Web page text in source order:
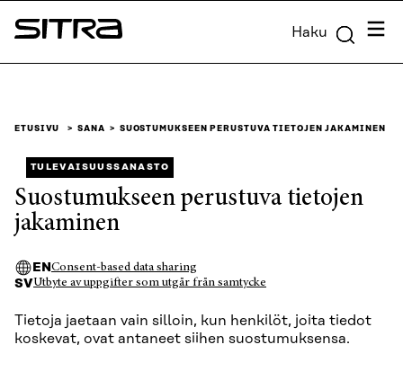
Siirry
suoraan
Sitra Haku
ETUSIVU SANA SUOSTUMUKSEEN PERUSTUVA TIETOJEN JAKAMINEN
TULEVAISUUSSANASTO
Suostumukseen perustuva tietojen
jakaminen
EN Consent-based data sharing
SVUtbyte av uppgifter som utgår från samtycke
Tietoja jaetaan vain silloin, kun henkilöt, joita tiedot
koskevat, ovat antaneet siihen suostumuksensa.